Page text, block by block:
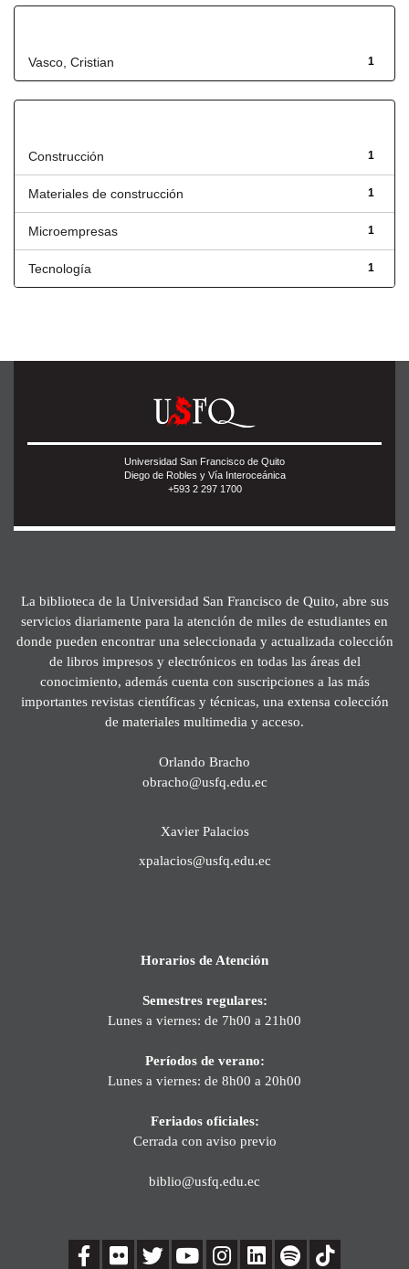
1
Vasco, Cristian
1
Construcción
1
Materiales de construcción
1
Microempresas
1
Tecnología
Universidad San Francisco de Quito
Diego de Robles y Vía Interoceánica
+593 2 297 1700
La biblioteca de la Universidad San Francisco de Quito, abre sus
servicios diariamente para la atención de miles de estudiantes en
donde pueden encontrar una seleccionada y actualizada colección
de libros impresos y electrónicos en todas las áreas del
conocimiento, además cuenta con suscripciones a las más
importantes revistas científicas y técnicas, una extensa colección
de materiales multimedia y acceso.
Orlando Bracho
obracho@usfq.edu.ec
Xavier Palacios
xpalacios@usfq.edu.ec
Horarios de Atención
Semestres regulares:
Lunes a viernes: de 7h00 a 21h00
Períodos de verano:
Lunes a viernes: de 8h00 a 20h00
Feriados oficiales:
Cerrada con aviso previo
biblio@usfq.edu.ec